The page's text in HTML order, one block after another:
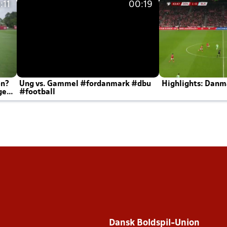
00:19
Ung vs. Gammel #fordanmark #dbu
#football
Highlights:
Dansk Boldspil-Union